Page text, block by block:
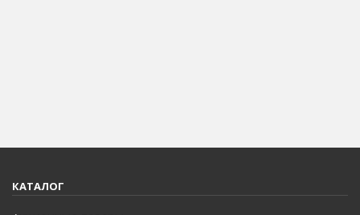
КАТАЛОГ